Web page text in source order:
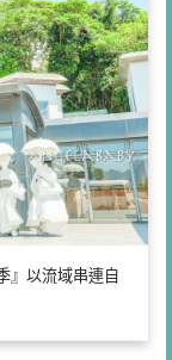
』以流域串連自